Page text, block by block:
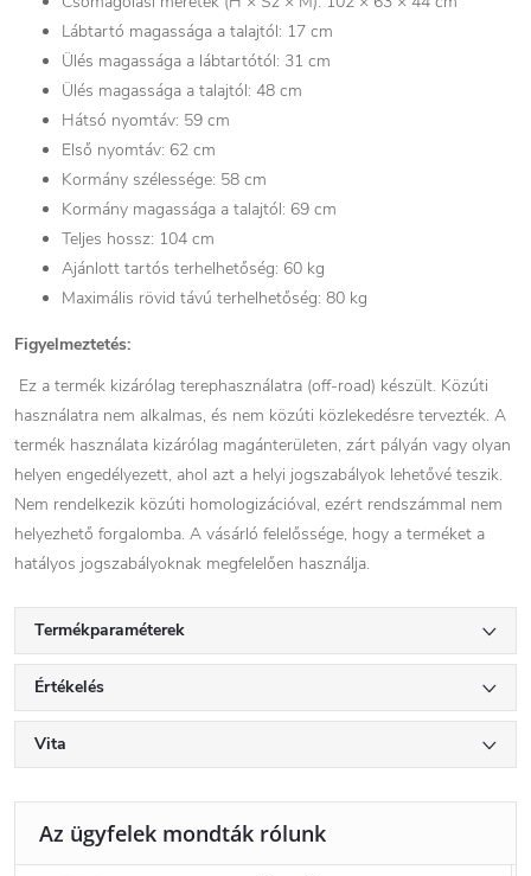
Lábtartó magassága a talajtól: 17 cm
Ülés magassága a lábtartótól: 31 cm
Ülés magassága a talajtól: 48 cm
Hátsó nyomtáv: 59 cm
Első nyomtáv: 62 cm
Kormány szélessége: 58 cm
Kormány magassága a talajtól: 69 cm
Teljes hossz: 104 cm
Ajánlott tartós terhelhetőség: 60 kg
Maximális rövid távú terhelhetőség: 80 kg
Figyelmeztetés:
Ez a termék kizárólag terephasználatra (off-road) készült. Közúti
használatra nem alkalmas, és nem közúti közlekedésre tervezték. A
termék használata kizárólag magánterületen, zárt pályán vagy olyan
helyen engedélyezett, ahol azt a helyi jogszabályok lehetővé teszik.
Nem rendelkezik közúti homologizációval, ezért rendszámmal nem
helyezhető forgalomba. A vásárló felelőssége, hogy a terméket a
hatályos jogszabályoknak megfelelően használja.
Termékparaméterek
Értékelés
Vita